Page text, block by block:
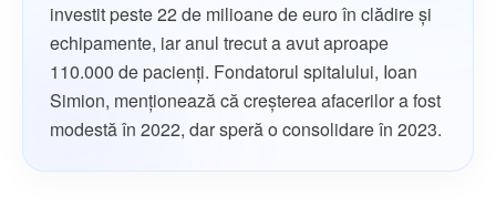
investit peste 22 de milioane de euro în clădire și
echipamente, iar anul trecut a avut aproape
110.000 de pacienți. Fondatorul spitalului, Ioan
Simion, menționează că creșterea afacerilor a fost
modestă în 2022, dar speră o consolidare în 2023.